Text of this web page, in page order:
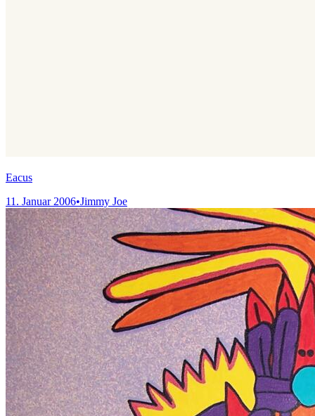
Eacus
11. Januar 2006•Jimmy Joe